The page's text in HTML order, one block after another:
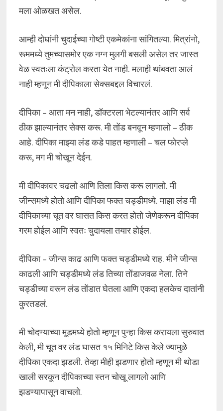
मला ओळखत असेल.
आम्ही दोघांनी चुदाईच्या गोष्टी एकमेकांना सांगितल्या. मित्रांनो,
रूममध्ये तुमच्यासमोर एक नग्न मुलगी बसली असेल तर जास्त
वेळ स्वतःला कंट्रोल करता येत नाही. मलाही थांबवता आलं
नाही म्हणून मी दीपिकाला सेक्सबद्दल विचारलं.
दीपिका – आता मन नाही, डॉक्टरला भेटल्यानंतर आणि सर्व
ठीक झाल्यानंतर सेक्स करू. मी तोंड बनवून म्हणालो – ठीक
आहे. दीपिका माझ्या लंड कडे पाहत म्हणाली – चल फोरप्ले
करू, मग मी चोखून देईन.
मी दीपिकावर चढलो आणि तिला किस करू लागलो. मी
जीन्समध्ये होतो आणि दीपिका फक्त चड्डीमध्ये. माझा लंड मी
दीपिकाच्या चूत वर घासत किस करत होतो जेणेकरून दीपिका
गरम होईल आणि स्वतः चुदायला तयार होईल.
दीपिका – जीन्स काढ आणि फक्त चड्डीमध्ये राह. मीने जीन्स
काढली आणि चड्डीमध्ये लंड तिच्या तोंडाजवळ नेला. तिने
चड्डीच्या वरून लंड तोंडात घेतला आणि एकदा हलकेच दातांनी
कुरतडलं.
मी चोदण्याच्या मूडमध्ये होतो म्हणून पुन्हा किस करायला सुरुवात
केली, मी चूत वर लंड घासत १५ मिनिटे किस केले ज्यामुळे
दीपिका एकदा झडली. तेव्हा मीही झडणार होतो म्हणून मी थोडा
खाली सरकून दीपिकाच्या स्तन चोखू लागलो आणि
झडण्यापासून वाचलो.